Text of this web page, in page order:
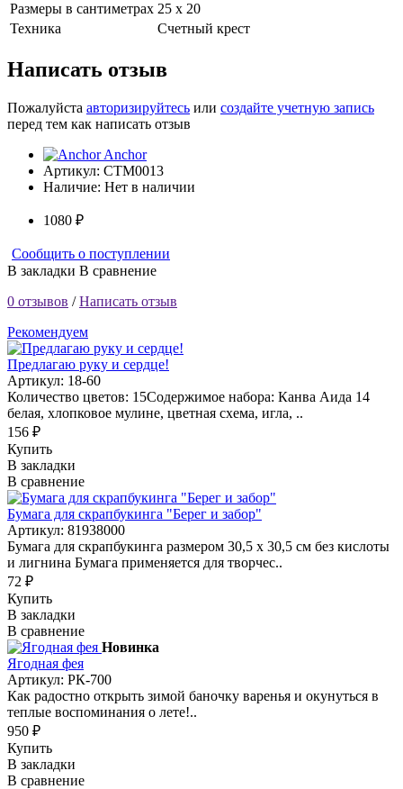
Размеры в сантиметрах 25 х 20
Техника
Счетный крест
Написать отзыв
Пожалуйста авторизируйтесь или создайте учетную запись
перед тем как написать отзыв
Anchor
Артикул: CTM0013
Наличие: Нет в наличии
1080 ₽
Сообщить о поступлении
В закладки В сравнение
0 отзывов /Написать отзыв
Рекомендуем
Предлагаю руку и сердце!
Артикул: 18-60
Количество цветов: 15Содержимое набора: Канва Аида 14
белая, хлопковое мулине, цветная схема, игла, ..
156 ₽
Купить
В закладки
В сравнение
Бумага для скрапбукинга "Берег и забор"
Артикул: 81938000
Бумага для скрапбукинга размером 30,5 х 30,5 см без кислоты
и лигнина Бумага применяется для творчес..
72 ₽
Купить
В закладки
В сравнение
Новинка
Ягодная фея
Артикул: РК-700
Как радостно открыть зимой баночку варенья и окунуться в
теплые воспоминания о лете!..
950 ₽
Купить
В закладки
В сравнение